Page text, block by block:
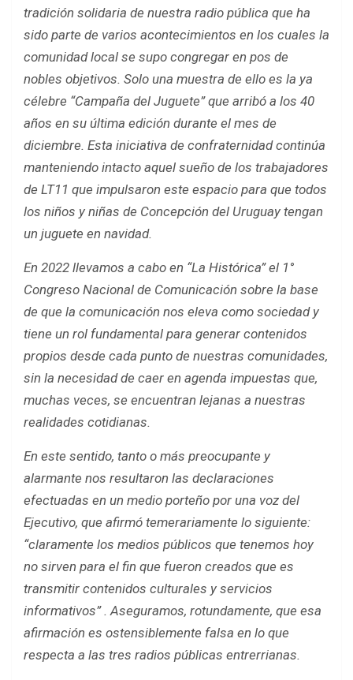
tradición solidaria de nuestra radio pública que ha
sido parte de varios acontecimientos en los cuales la
comunidad local se supo congregar en pos de
nobles objetivos. Solo una muestra de ello es la ya
célebre “Campaña del Juguete” que arribó a los 40
años en su última edición durante el mes de
diciembre. Esta iniciativa de confraternidad continúa
manteniendo intacto aquel sueño de los trabajadores
de LT11 que impulsaron este espacio para que todos
los niños y niñas de Concepción del Uruguay tengan
un juguete en navidad.
En 2022 llevamos a cabo en “La Histórica” el 1°
Congreso Nacional de Comunicación sobre la base
de que la comunicación nos eleva como sociedad y
tiene un rol fundamental para generar contenidos
propios desde cada punto de nuestras comunidades,
sin la necesidad de caer en agenda impuestas que,
muchas veces, se encuentran lejanas a nuestras
realidades cotidianas.
En este sentido, tanto o más preocupante y
alarmante nos resultaron las declaraciones
efectuadas en un medio porteño por una voz del
Ejecutivo, que afirmó temerariamente lo siguiente:
“claramente los medios públicos que tenemos hoy
no sirven para el fin que fueron creados que es
transmitir contenidos culturales y servicios
informativos” . Aseguramos, rotundamente, que esa
afirmación es ostensiblemente falsa en lo que
respecta a las tres radios públicas entrerrianas.